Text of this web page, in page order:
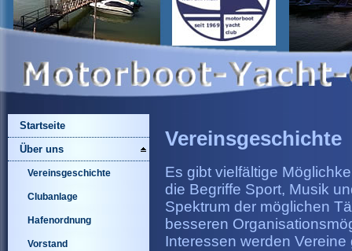
Startseite
Über uns
Vereinsgeschichte
Clubanlage
Hafenordnung
Vorstand
Vereinsgeschichte
Es gibt vielfältige
die Begriffe Sport, Musik
Spektrum der möglichen
besseren
Interessen werden Vereine